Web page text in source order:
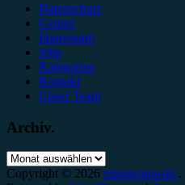
Datenschutz
Genres
Impressum
Jobs
Kategorien
Kontakt
Unser Team
Archiv.
Archiv.
Copyright © 2026 minutenmusik..